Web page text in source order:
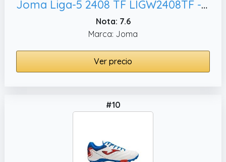
Joma Liga-5 2408 TF LIGW2408TF - Zapatillas de Deporte para Hombre, 45 EU
Nota: 7.6
Marca: Joma
Ver precio
#10